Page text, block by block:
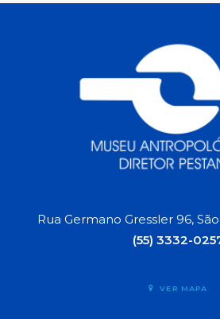
Rua Germano Gressler 96,
(55) 3332-
VER MAPA